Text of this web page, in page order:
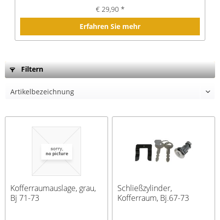
€ 29,90 *
Erfahren Sie mehr
Filtern
Kofferraumauslage, grau,
Bj 71-73
Schließzylinder,
Kofferraum, Bj.67-73